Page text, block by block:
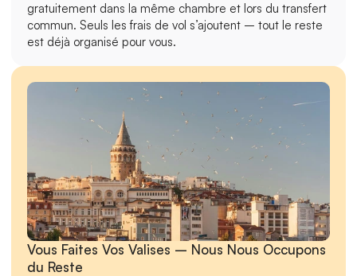
Vous Faites Vos Valises – Nous Nous Occupons
du Reste
gratuitement dans la même chambre et lors du transfert
commun. Seuls les frais de vol s’ajoutent – tout le reste
est déjà organisé pour vous.